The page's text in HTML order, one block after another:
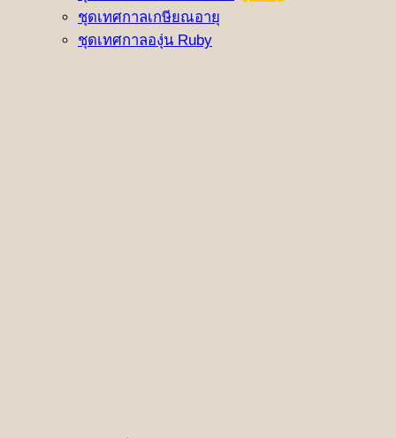
ชุดเทศกาลเกษียณอายุ
ชุดเทศกาลองุ่น Ruby